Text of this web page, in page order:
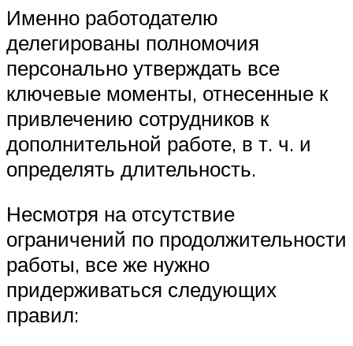
Именно работодателю
делегированы полномочия
персонально утверждать все
ключевые моменты, отнесенные к
привлечению сотрудников к
дополнительной работе, в т. ч. и
определять длительность.
Несмотря на отсутствие
ограничений по продолжительности
работы, все же нужно
придерживаться следующих
правил: